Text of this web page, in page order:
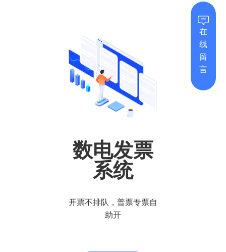
数电发票
系统
开票不排队，普票专票自
助开
在
线
留
言